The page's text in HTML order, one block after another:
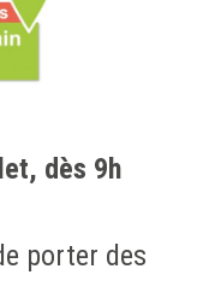
dès 9h
porter des